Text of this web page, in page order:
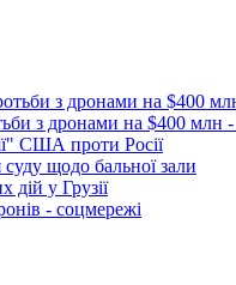
з дронами на $400 млн
США проти Росії
щодо бальної зали
дій у Грузії
- соцмережі